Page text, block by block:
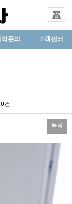
적문의 고객센터
0건
목록